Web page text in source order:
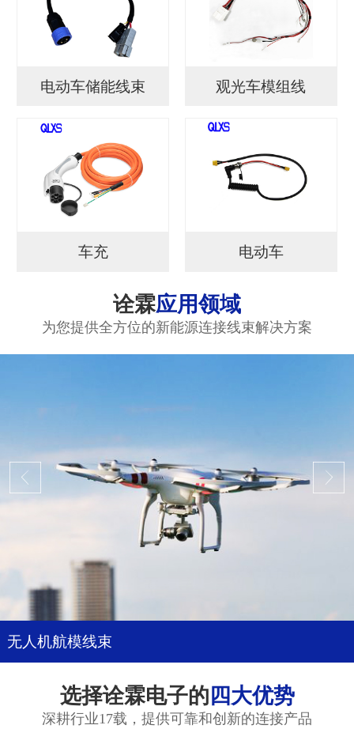
电动车储能线束 观光车模组线
车充 电动车
诠霖应用领域
为您提供全方位的新能源连接线束解决方案
无人机航模线束
选择诠霖电子的 四大优势
深耕行业17载，提供可靠和创新的连接产品